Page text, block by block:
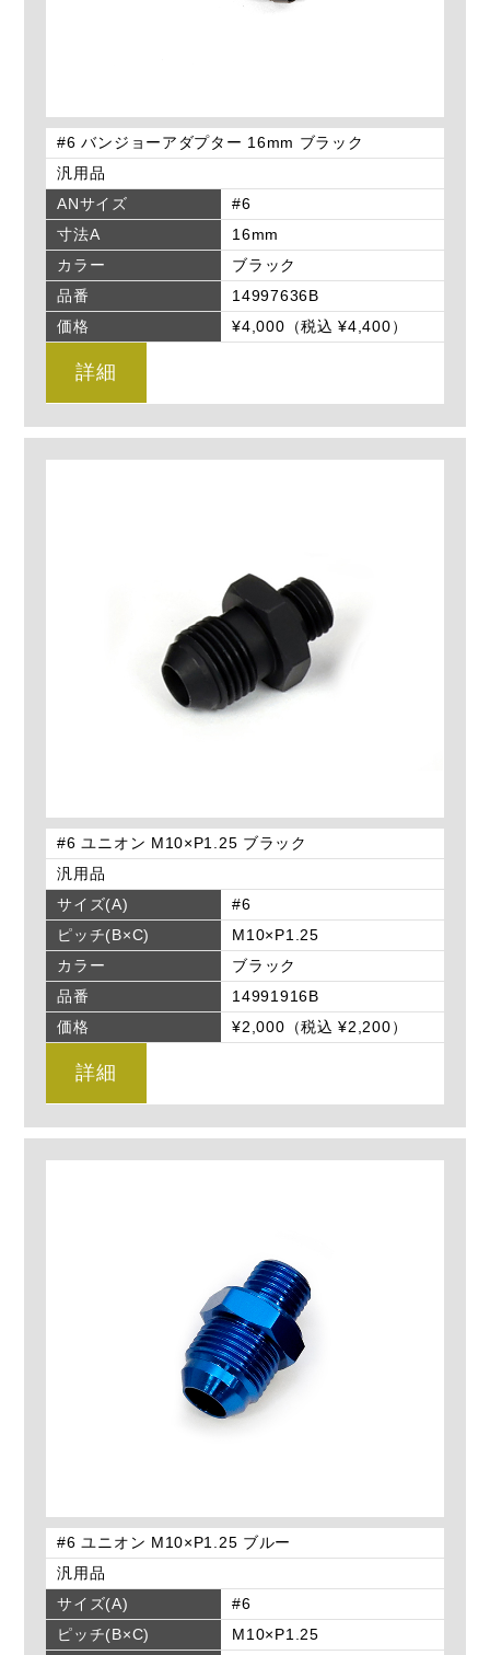
#6 バンジョーアダプター 16mm ブラック
汎用品
ANサイズ
#6
寸法A
16mm
カラー
ブラック
品番
14997636B
価格
¥4,000（税込 ¥4,400）
詳細
#6 ユニオン M10×P1.25 ブラック
汎用品
サイズ(A)
#6
ピッチ(B×C)
M10×P1.25
カラー
ブラック
品番
14991916B
価格
¥2,000（税込 ¥2,200）
詳細
#6 ユニオン M10×P1.25 ブルー
汎用品
サイズ(A)
#6
ピッチ(B×C)
M10×P1.25